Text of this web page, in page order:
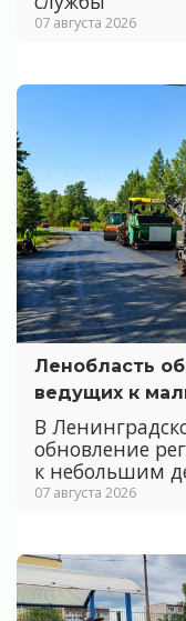
07 августа 2026
Ленобласть
ведущих к
В
обновление
к небольшим
07 августа 2026